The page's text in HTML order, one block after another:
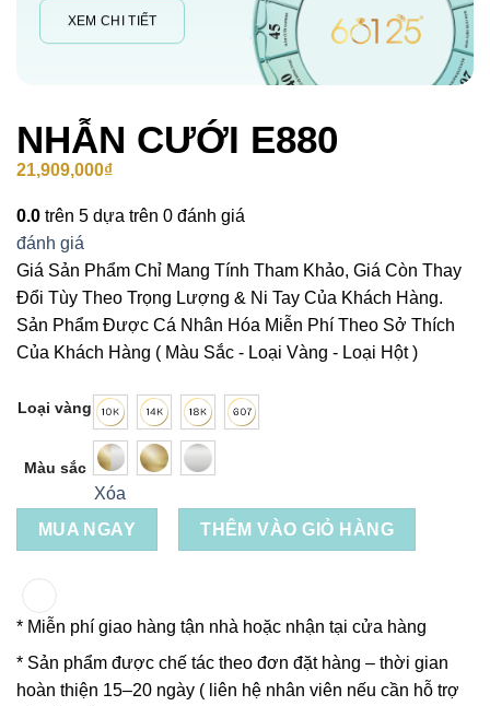
XEM CHI TIẾT
NHẪN CƯỚI E880
21,909,000₫
0.0 trên 5 dựa trên 0 đánh giá
đánh giá
Giá Sản Phẩm Chỉ Mang Tính Tham Khảo, Giá Còn Thay
Đổi Tùy Theo Trọng Lượng & Ni Tay Của Khách Hàng.
Sản Phẩm Được Cá Nhân Hóa Miễn Phí Theo Sở Thích
Của Khách Hàng ( Màu Sắc - Loại Vàng - Loại Hột )
Loại vàng
Màu sắc
Xóa
MUA NGAY
THÊM VÀO GIỎ HÀNG
* Miễn phí giao hàng tận nhà hoặc nhận tại cửa hàng
* Sản phẩm được chế tác theo đơn đặt hàng – thời gian
hoàn thiện 15–20 ngày ( liên hệ nhân viên nếu cần hỗ trợ